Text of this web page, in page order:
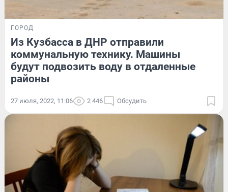
ГОРОД
Из Кузбасса в ДНР отправили
коммунальную технику. Машины
будут подвозить воду в отдаленные
районы
27 июля, 2022, 11:06 2 446 Обсудить